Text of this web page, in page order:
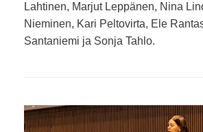
Lahtinen, Marjut Leppänen, Nina
Nieminen, Kari Peltovirta, Ele
Santaniemi ja Sonja Tahlo.